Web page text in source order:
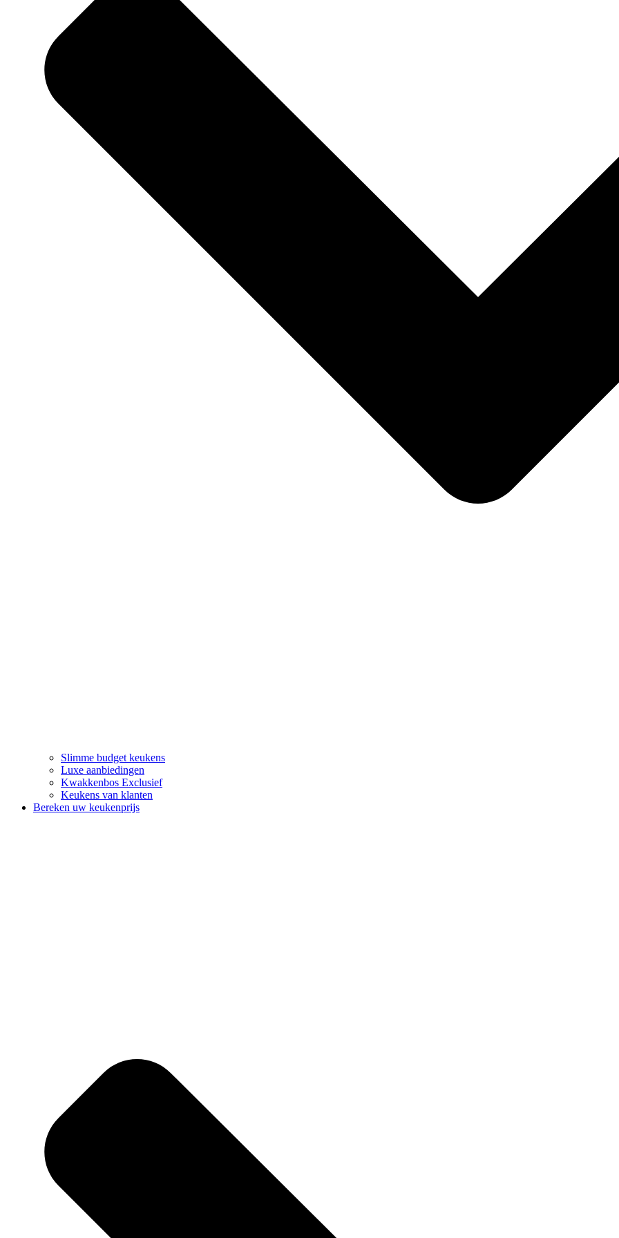
Slimme budget keukens
Luxe aanbiedingen
Kwakkenbos Exclusief
Keukens van klanten
Bereken uw keukenprijs